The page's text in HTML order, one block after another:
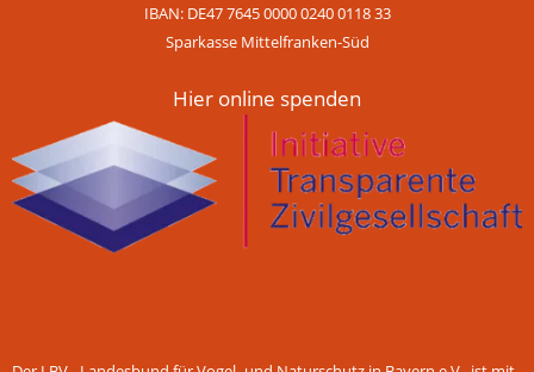
IBAN: DE47 7645 0000 0240 0118 33
Sparkasse Mittelfranken-Süd
Hier online spenden